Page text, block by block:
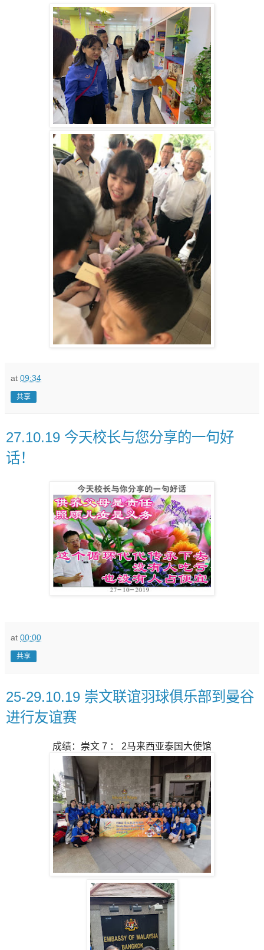
at 09:34
共享
27.10.19 今天校长与您分享的一句好
话！
at 00:00
共享
25-29.10.19 崇文联谊羽球俱乐部到曼谷
进行友谊赛
成绩：崇文 7 ： 2马来西亚泰国大使馆